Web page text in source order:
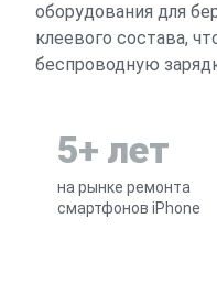
оборудования для
клеевого состава,
беспроводную
5+ лет
на рынке ремонта
смартфонов iPhone